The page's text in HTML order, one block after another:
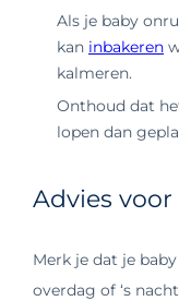
Als je baby
kan inbakeren
kalmeren.
Onthoud dat
lopen dan
Advies voor
Merk je dat je
overdag of ‘s